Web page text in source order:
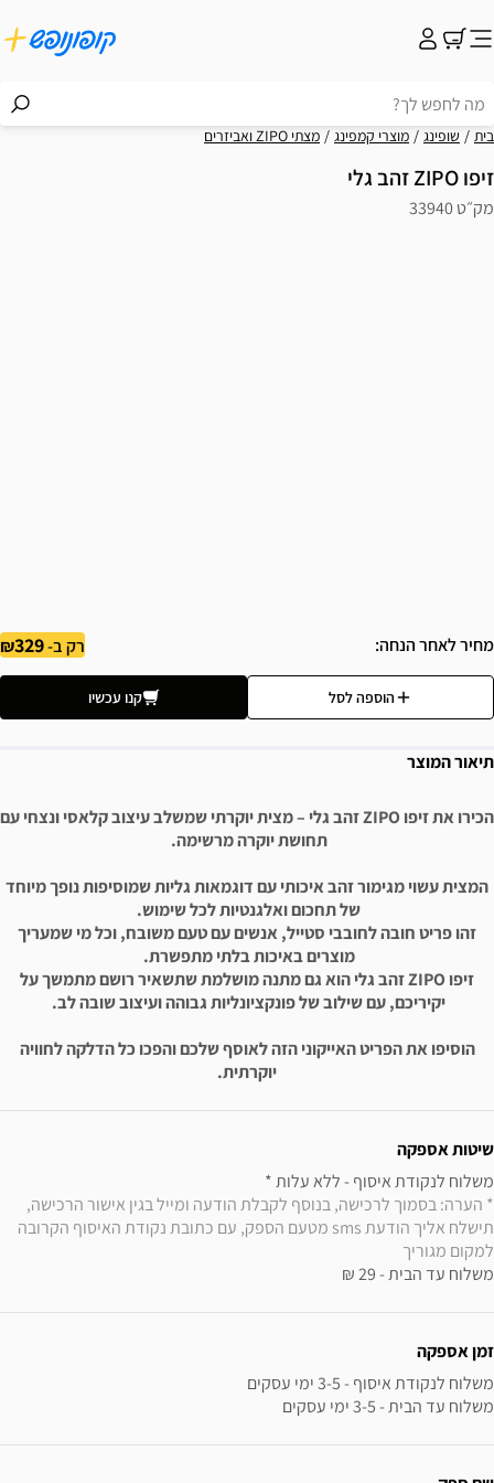
בית שופינג מוצרי קמפינג מצתי ZIPO ואביזרים
זיפו ZIPO זהב גלי
מק״ט 33940
מחיר לאחר הנחה רק ב-329
הוספה לסל קנו עכשיו
תיאור המוצר
הכירו את זיפו ZIPO זהב גלי – מצית יוקרתי שמשלב עיצוב קלאסי ונצחי עם
תחושת יוקרה מרשימה.
המצית עשוי מגימור זהב איכותי עם דוגמאות גליות שמוסיפות נופך מיוחד
של תחכום ואלגנטיות לכל שימוש.
זהו פריט חובה לחובבי סטייל, אנשים עם טעם משובח, וכל מי שמעריך
מוצרים באיכות בלתי מתפשרת.
זיפו ZIPO זהב גלי הוא גם מתנה מושלמת שתשאיר רושם מתמשך על
יקיריכם, עם שילוב של פונקציונליות גבוהה ועיצוב שובה לב.
הוסיפו את הפריט האייקוני הזה לאוסף שלכם והפכו כל הדלקה לחוויה
יוקרתית.
שיטות אספקה
משלוח לנקודת איסוף - ללא עלות *
למקום מגוריך
משלוח עד הבית - 29 ₪
זמן אספקה
משלוח עד הבית - 3-5 ימי עסקים